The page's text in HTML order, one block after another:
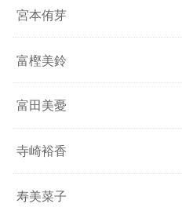
宮本侑芽
富樫美鈴
富田美憂
寺崎裕香
寿美菜子